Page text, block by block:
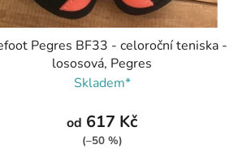
Pegres BF33 - celoroční teniska -
lososová, Pegres
Skladem*
od 617 Kč
(–50 %)